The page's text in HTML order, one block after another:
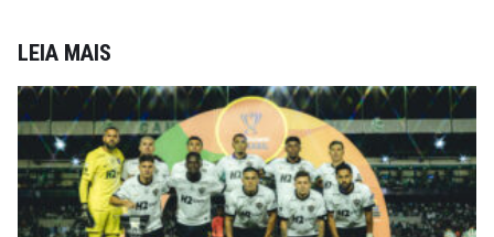
LEIA MAIS